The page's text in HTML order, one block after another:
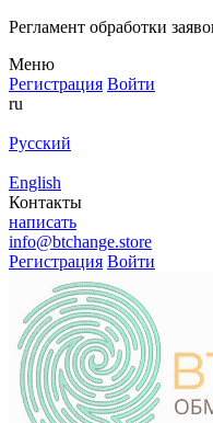
Регламент обработки
Меню
Регистрация Войти
ru
Русский
English
Контакты
написать
info@btchange.store
Регистрация Войти